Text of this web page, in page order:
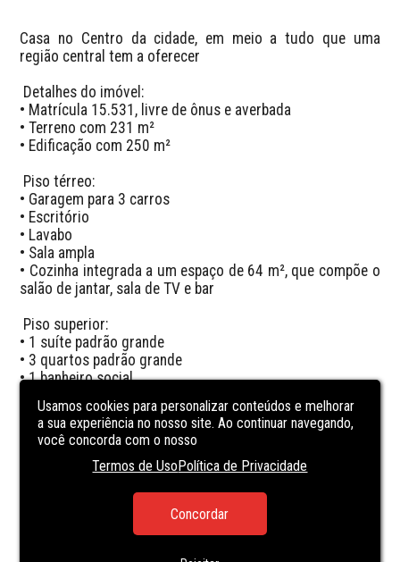
Casa no Centro da cidade, em meio a tudo que uma
região central tem a oferecer
• Matrícula 15.531, livre de ônus e averbada
• Terreno com 231 m²
• Edificação com 250 m²
• Garagem para 3 carros
• Escritório
• Lavabo
• Sala ampla
• Cozinha integrada a um espaço de 64 m², que compõe o
salão de jantar, sala de TV e bar
• 1 suíte padrão grande
• 3 quartos padrão grande
• 1 banheiro social
• Aquecimento solar
• Caixa d’água de 2.000 litros
Usamos cookies para personalizar conteúdos e melhorar
a sua experiência no nosso site. Ao continuar navegando,
você concorda com o nosso
Termos de UsoPolítica de Privacidade
Concordar